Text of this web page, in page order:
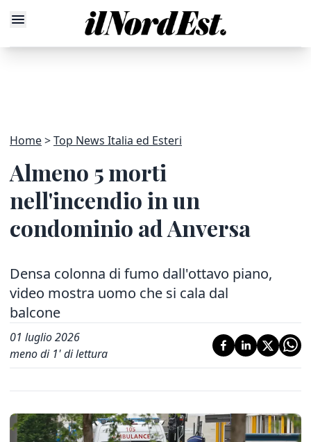
Home Top News Italia ed Esteri
Almeno 5 morti
nell'incendio in un
condominio ad Anversa
Densa colonna di fumo dall'ottavo piano,
video mostra uomo che si cala dal
balcone
01 luglio 2026
meno di 1' di lettura